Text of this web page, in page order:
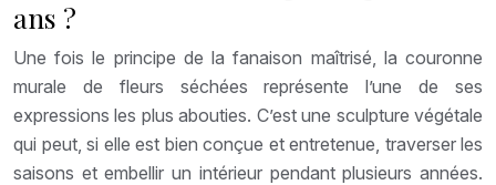
ans ?
Une fois le principe de la fanaison maîtrisé, la couronne
murale de fleurs séchées représente l’une de ses
expressions les plus abouties. C’est une sculpture végétale
qui peut, si elle est bien conçue et entretenue, traverser les
saisons et embellir un intérieur pendant plusieurs années.